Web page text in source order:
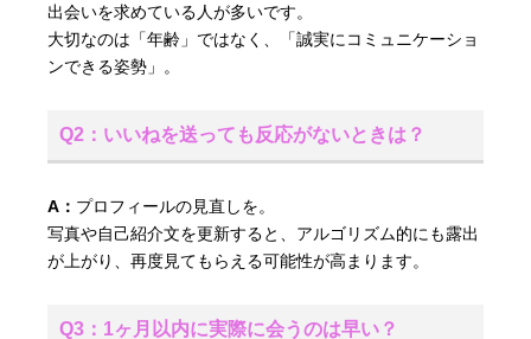
出会いを求めている人が多いです。
大切なのは「年齢」ではなく、「誠実にコミュニケーショ
ンできる姿勢」。
Q2：いいねを送っても反応がないときは？
A： プロフィールの見直しを。
写真や自己紹介文を更新すると、アルゴリズム的にも露出
が上がり、再度見てもらえる可能性が高まります。
Q3：1ヶ月以内に実際に会うのは早い？